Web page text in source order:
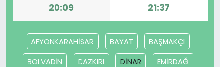
20:09 21:37
AFYONKARAHİSAR BAYAT
BAŞMAKÇI
BOLVADİN
DAZKIRI DİNAR
EMİRDAĞ